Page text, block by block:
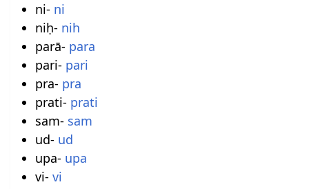
ni- ni
niḥ- nih
parā- para
pari- pari
pra- pra
prati- prati
sam- sam
ud- ud
upa- upa
vi- vi